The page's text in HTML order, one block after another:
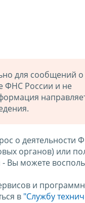
для сообщений о
ФНС России и не
о деятельности
органов) или
Вы можете
и
в "Службу